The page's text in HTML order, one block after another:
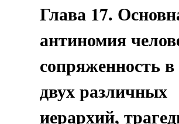
Глава 17.
антиномия
сопряженность
двух различных
иерархий,